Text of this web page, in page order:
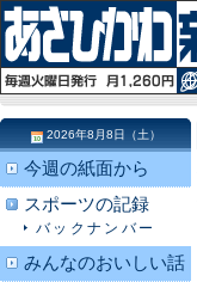
2026年8月8日（土）
今週の紙面から
スポーツの記録
バックナンバー
みんなのおいしい話